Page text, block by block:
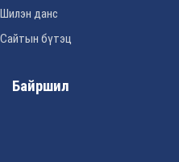
Шилэн данс
Сайтын бүтэц
Байршил